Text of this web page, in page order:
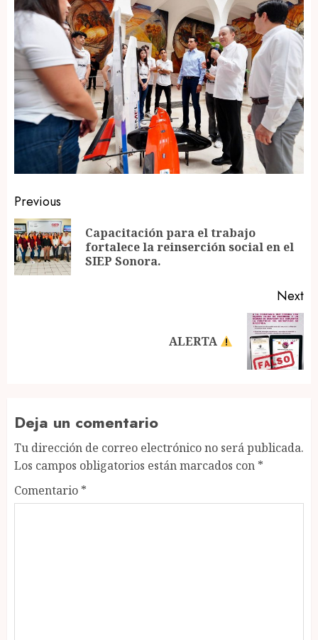
Post
navigation
Previous
Capacitación para el trabajo
fortalece la reinserción social en el
SIEP Sonora.
Next
ALERTA
Deja un comentario
Tu dirección de correo electrónico no será publicada.
Los campos obligatorios están marcados con *
Comentario *